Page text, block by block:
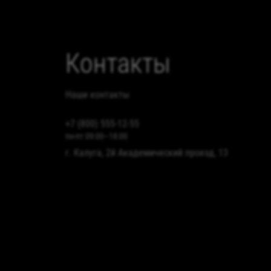
Контакты
Наши контакты
пн-пт 09:00–18:00
г. Калуга, 2й Академический проезд, 13